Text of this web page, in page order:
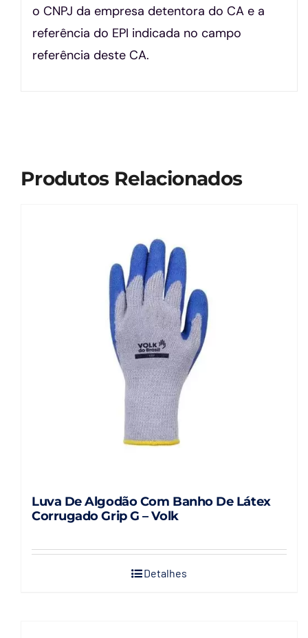
o CNPJ da empresa detentora do CA e a
referência do EPI indicada no campo
referência deste CA.
Produtos Relacionados
Luva De Algodão Com Banho De Látex
Corrugado Grip G – Volk
Detalhes